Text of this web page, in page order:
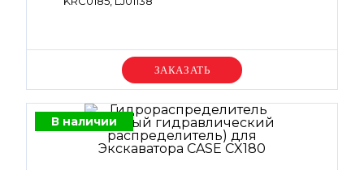
Уточняйте цену
В наличии